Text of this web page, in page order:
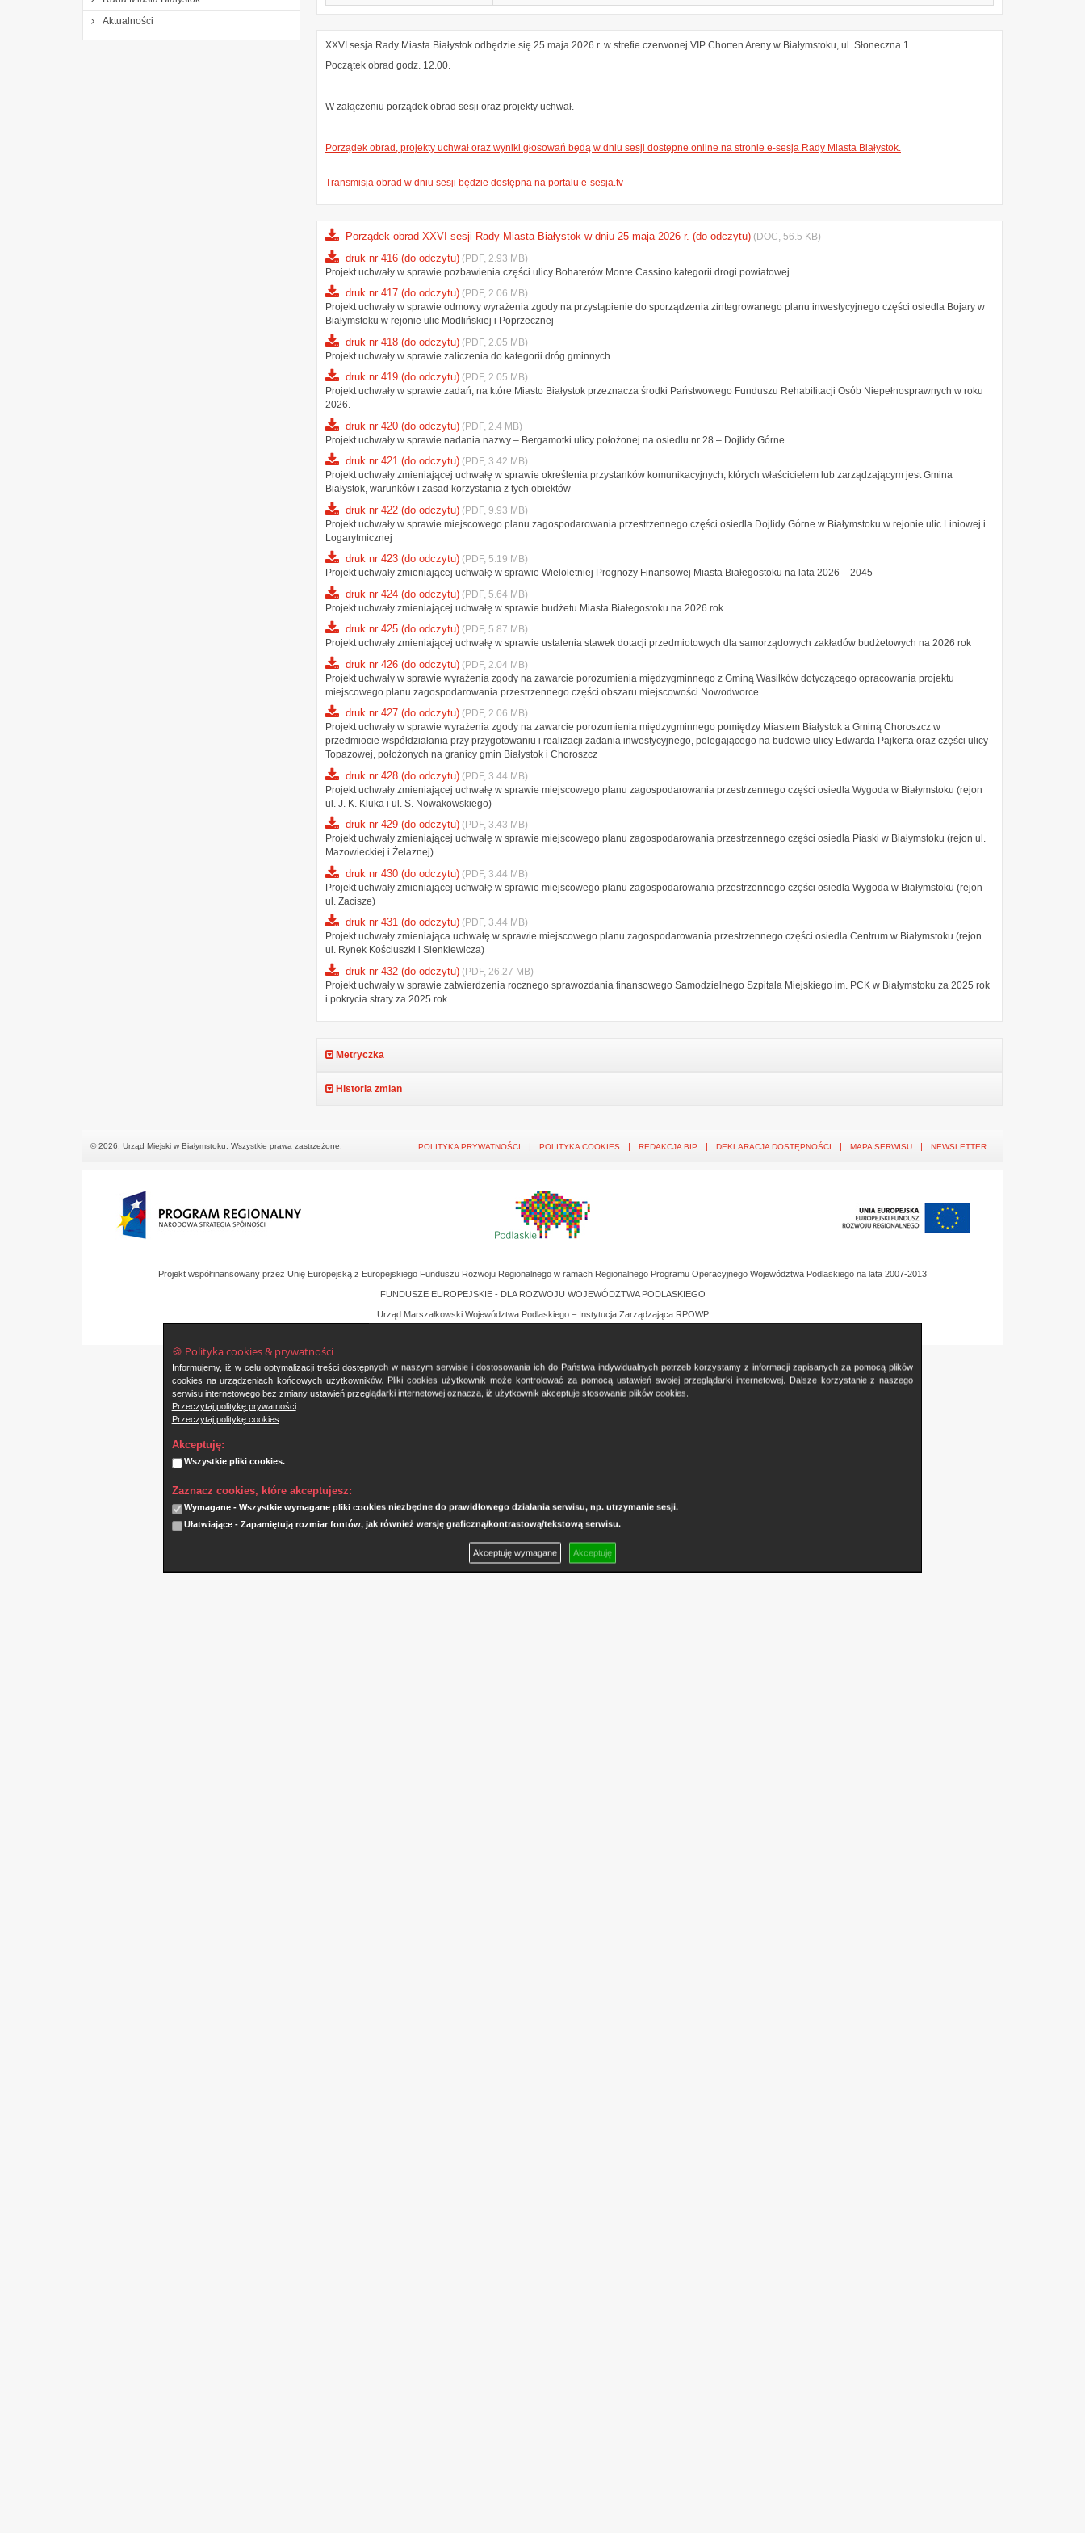
🍪 Polityka cookies & prywatności
Informujemy, iż w celu optymalizacji treści dostępnych w naszym serwisie i dostosowania ich do Państwa indywidualnych potrzeb korzystamy z informacji zapisanych za pomocą plików
cookies na urządzeniach końcowych użytkowników. Pliki cookies użytkownik może kontrolować za pomocą ustawień swojej przeglądarki internetowej. Dalsze korzystanie z naszego
serwisu internetowego bez zmiany ustawień przeglądarki internetowej oznacza, iż użytkownik akceptuje stosowanie plików cookies.
Przeczytaj politykę prywatności
Przeczytaj politykę cookies
Akceptuję:
Wszystkie pliki cookies.
Zaznacz cookies, które akceptujesz:
Wymagane - Wszystkie wymagane pliki cookies niezbędne do prawidłowego działania serwisu, np. utrzymanie sesji.
Ułatwiające - Zapamiętują rozmiar fontów, jak również wersję graficzną/kontrastową/tekstową serwisu.
Akceptuję wymagane Akceptuję
Aktualności
XXVI sesja Rady Miasta Białystok odbędzie się 25 maja 2026 r. w strefie czerwonej VIP Chorten Areny w Białymstoku, ul. Słoneczna 1.
Początek obrad godz. 12.00.
W załączeniu porządek obrad sesji oraz projekty uchwał.
Porządek obrad, projekty uchwał oraz wyniki głosowań będą w dniu sesji dostępne online na stronie e-sesja Rady Miasta Białystok.
Transmisja obrad w dniu sesji będzie dostępna na portalu e-sesja.tv
Porządek obrad XXVI sesji Rady Miasta Białystok w dniu 25 maja 2026 r. (do odczytu) (DOC, 56.5 KB)
druk nr 416 (do odczytu) (PDF, 2.93 MB)
Projekt uchwały w sprawie pozbawienia części ulicy Bohaterów Monte Cassino kategorii drogi powiatowej
druk nr 417 (do odczytu) (PDF, 2.06 MB)
Projekt uchwały w sprawie odmowy wyrażenia zgody na przystąpienie do sporządzenia zintegrowanego planu inwestycyjnego części osiedla Bojary w
Białymstoku w rejonie ulic Modlińskiej i Poprzecznej
druk nr 418 (do odczytu) (PDF, 2.05 MB)
Projekt uchwały w sprawie zaliczenia do kategorii dróg gminnych
druk nr 419 (do odczytu) (PDF, 2.05 MB)
Projekt uchwały w sprawie zadań, na które Miasto Białystok przeznacza środki Państwowego Funduszu Rehabilitacji Osób Niepełnosprawnych w roku
2026.
druk nr 420 (do odczytu) (PDF, 2.4 MB)
Projekt uchwały w sprawie nadania nazwy – Bergamotki ulicy położonej na osiedlu nr 28 – Dojlidy Górne
druk nr 421 (do odczytu) (PDF, 3.42 MB)
Projekt uchwały zmieniającej uchwałę w sprawie określenia przystanków komunikacyjnych, których właścicielem lub zarządzającym jest Gmina
Białystok, warunków i zasad korzystania z tych obiektów
druk nr 422 (do odczytu) (PDF, 9.93 MB)
Projekt uchwały w sprawie miejscowego planu zagospodarowania przestrzennego części osiedla Dojlidy Górne w Białymstoku w rejonie ulic Liniowej i
Logarytmicznej
druk nr 423 (do odczytu) (PDF, 5.19 MB)
Projekt uchwały zmieniającej uchwałę w sprawie Wieloletniej Prognozy Finansowej Miasta Białegostoku na lata 2026 – 2045
druk nr 424 (do odczytu) (PDF, 5.64 MB)
Projekt uchwały zmieniającej uchwałę w sprawie budżetu Miasta Białegostoku na 2026 rok
druk nr 425 (do odczytu) (PDF, 5.87 MB)
Projekt uchwały zmieniającej uchwałę w sprawie ustalenia stawek dotacji przedmiotowych dla samorządowych zakładów budżetowych na 2026 rok
druk nr 426 (do odczytu) (PDF, 2.04 MB)
Projekt uchwały w sprawie wyrażenia zgody na zawarcie porozumienia międzygminnego z Gminą Wasilków dotyczącego opracowania projektu
miejscowego planu zagospodarowania przestrzennego części obszaru miejscowości Nowodworce
druk nr 427 (do odczytu) (PDF, 2.06 MB)
Projekt uchwały w sprawie wyrażenia zgody na zawarcie porozumienia międzygminnego pomiędzy Miastem Białystok a Gminą Choroszcz w
przedmiocie współdziałania przy przygotowaniu i realizacji zadania inwestycyjnego, polegającego na budowie ulicy Edwarda Pajkerta oraz części ulicy
Topazowej, położonych na granicy gmin Białystok i Choroszcz
druk nr 428 (do odczytu) (PDF, 3.44 MB)
Projekt uchwały zmieniającej uchwałę w sprawie miejscowego planu zagospodarowania przestrzennego części osiedla Wygoda w Białymstoku (rejon
ul. J. K. Kluka i ul. S. Nowakowskiego)
druk nr 429 (do odczytu) (PDF, 3.43 MB)
Projekt uchwały zmieniającej uchwałę w sprawie miejscowego planu zagospodarowania przestrzennego części osiedla Piaski w Białymstoku (rejon ul.
Mazowieckiej i Żelaznej)
druk nr 430 (do odczytu) (PDF, 3.44 MB)
Projekt uchwały zmieniającej uchwałę w sprawie miejscowego planu zagospodarowania przestrzennego części osiedla Wygoda w Białymstoku (rejon
ul. Zacisze)
druk nr 431 (do odczytu) (PDF, 3.44 MB)
Projekt uchwały zmieniająca uchwałę w sprawie miejscowego planu zagospodarowania przestrzennego części osiedla Centrum w Białymstoku (rejon
ul. Rynek Kościuszki i Sienkiewicza)
druk nr 432 (do odczytu) (PDF, 26.27 MB)
Projekt uchwały w sprawie zatwierdzenia rocznego sprawozdania finansowego Samodzielnego Szpitala Miejskiego im. PCK w Białymstoku za 2025 rok
i pokrycia straty za 2025 rok
Metryczka
Historia zmian
© 2026. Urząd Miejski w Białymstoku. Wszystkie prawa zastrzeżone. POLITYKA PRYWATNOŚCI POLITYKA COOKIES REDAKCJA BIP DEKLARACJA DOSTĘPNOŚCI MAPA SERWISU NEWSLETTER
Projekt współfinansowany przez Unię Europejską z Europejskiego Funduszu Rozwoju Regionalnego w ramach Regionalnego Programu Operacyjnego Województwa Podlaskiego na lata 2007-2013
FUNDUSZE EUROPEJSKIE - DLA ROZWOJU WOJEWÓDZTWA PODLASKIEGO
Urząd Marszałkowski Województwa Podlaskiego – Instytucja Zarządzająca RPOWP